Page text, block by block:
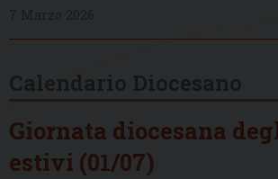
Giornata diocesana
estivi (01/07)